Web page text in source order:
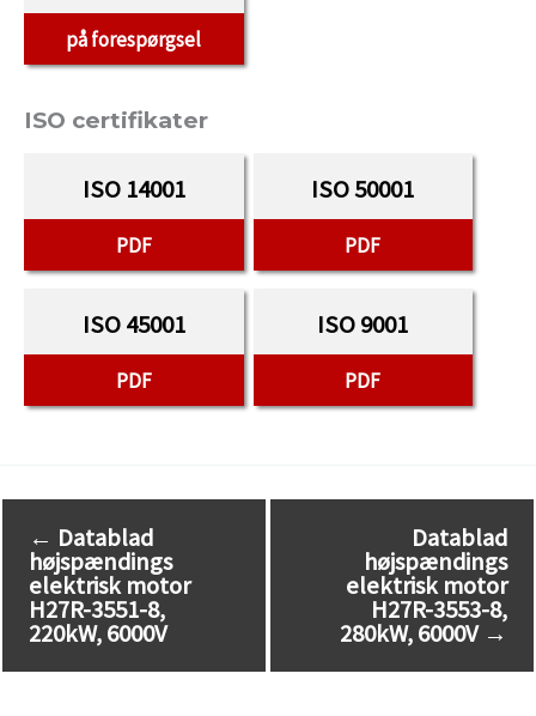
på forespørgsel
ISO certifikater
ISO 14001
PDF
ISO 50001
PDF
ISO 45001
PDF
ISO 9001
PDF
← Datablad
højspændings
elektrisk motor
H27R-3551-8,
220kW, 6000V
Datablad
højspændings
elektrisk motor
H27R-3553-8,
280kW, 6000V →